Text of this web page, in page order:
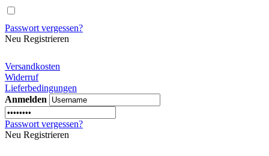
Passwort vergessen?
Neu Registrieren
Versandkosten
Widerruf
Lieferbedingungen
Anmelden
Passwort vergessen?
Neu Registrieren